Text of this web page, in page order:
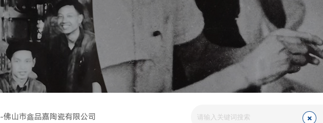
佛山市鑫品嘉陶瓷有限公司